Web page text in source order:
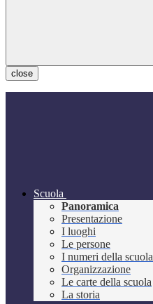
close
Scuola
Panoramica
Presentazione
I luoghi
Le persone
I numeri della scuola
Organizzazione
Le carte della scuola
La storia